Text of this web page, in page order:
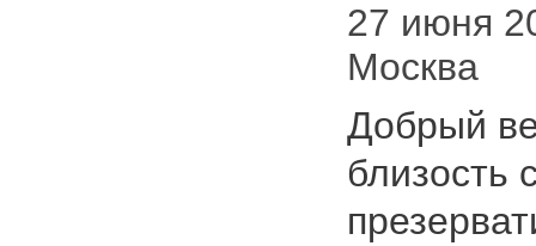
27 июня
Москва
Добрый
близость